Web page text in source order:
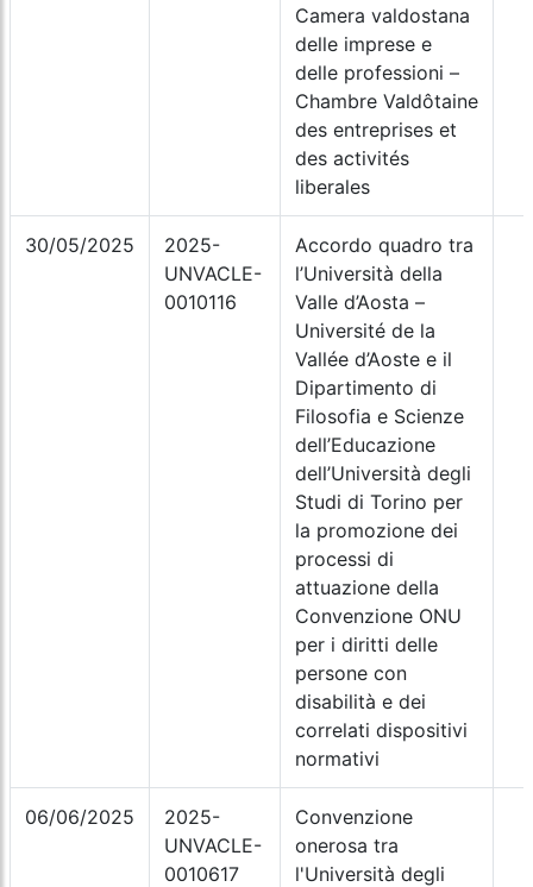
Camera valdostana
delle imprese e
delle professioni –
Chambre Valdôtaine
des entreprises et
des activités
liberales
30/05/2025
2025-
UNVACLE-
0010116
Accordo quadro tra
l’Università della
Valle d’Aosta –
Université de la
Vallée d’Aoste e il
Dipartimento di
Filosofia e Scienze
dell’Educazione
dell’Università degli
Studi di Torino per
la promozione dei
processi di
attuazione della
Convenzione ONU
per i diritti delle
persone con
disabilità e dei
correlati dispositivi
normativi
06/06/2025
2025-
UNVACLE-
0010617
Convenzione
onerosa tra
l'Università degli